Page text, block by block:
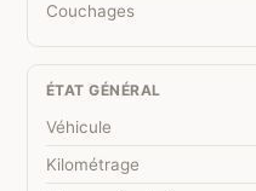
Couchages
ÉTAT GÉNÉRAL
Véhicule
Kilométrage